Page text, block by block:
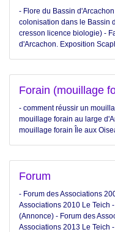
- Flore du Bassin
colonisation dans le Bassin
cresson licence biologie) -
d'Arcachon. Exposition
Forain (mouillage
- comment réussir un
mouillage forain au large
mouillage forain Île aux
Forum
- Forum des Associations
Associations 2010 Le Teich
(Annonce) - Forum des
Associations 2013 Le Teich